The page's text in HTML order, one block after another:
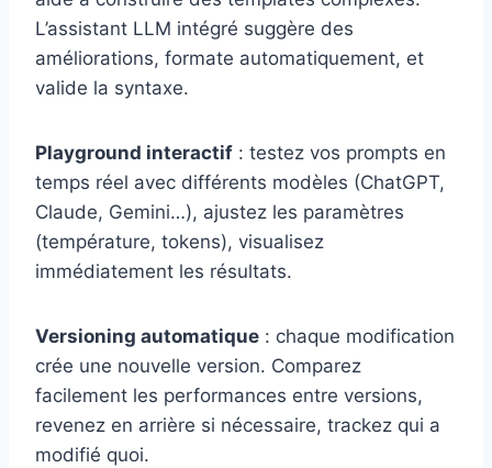
L’assistant LLM intégré suggère des
améliorations, formate automatiquement, et
valide la syntaxe.
Playground interactif : testez vos prompts en
temps réel avec différents modèles (ChatGPT,
Claude, Gemini…), ajustez les paramètres
(température, tokens), visualisez
immédiatement les résultats.
Versioning automatique : chaque modification
crée une nouvelle version. Comparez
facilement les performances entre versions,
revenez en arrière si nécessaire, trackez qui a
modifié quoi.